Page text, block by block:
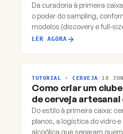
Da curadoria à primeira
o poder do sampling,
modelos (discovery e full-
assinantes.
LER AGORA
TUTORIAL · CERVEJA · 18
Como criar um
de cerveja artesanal
Do estilo à primeira caixa:
planos, a logística do vidro
alcoólica que separam